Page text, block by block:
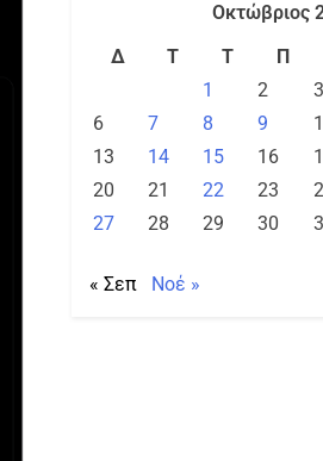
Οκτώβριος
Δ
Τ Τ Π
1
2 3
6
7 8 9
13
14 15 16
20
21 22 23
27
28 29 30
« Σεπ Νοέ »